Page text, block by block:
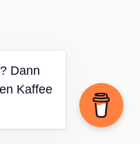
Dann
Kaffee